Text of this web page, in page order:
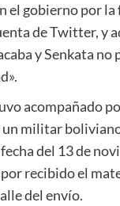
el gobierno por la
de Twitter, y
y Senkata no
acompañado
un militar
del 13 de
por recibido el
del envío.